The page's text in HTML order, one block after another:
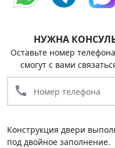
НУЖНА
Оставьте номер
смогут с вами
call
Конструкция двери
под двойное заполнение.